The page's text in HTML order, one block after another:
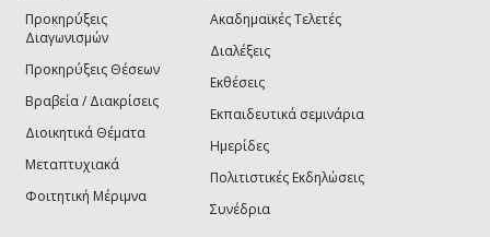
Προκηρύξεις
Διαγωνισμών
Προκηρύξεις Θέσεων
Βραβεία / Διακρίσεις
Διοικητικά Θέματα
Μεταπτυχιακά
Φοιτητική Μέριμνα
Ακαδημαϊκές Τελετές
Διαλέξεις
Εκθέσεις
Εκπαιδευτικά σεμινάρια
Ημερίδες
Πολιτιστικές Εκδηλώσεις
Συνέδρια